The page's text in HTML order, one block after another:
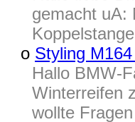
gemacht uA:
o Styling
Hallo BMW-
Winterreifen
wollte